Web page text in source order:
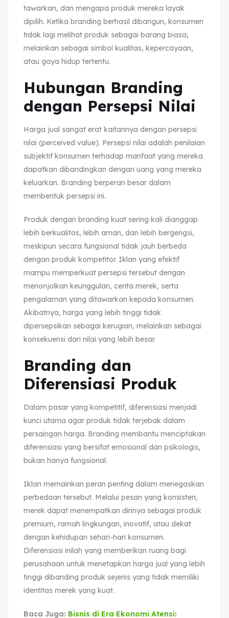
tawarkan, dan mengapa produk mereka layak
dipilih. Ketika branding berhasil dibangun, konsumen
tidak lagi melihat produk sebagai barang biasa,
melainkan sebagai simbol kualitas, kepercayaan,
atau gaya hidup tertentu.
Hubungan Branding
dengan Persepsi Nilai
Harga jual sangat erat kaitannya dengan persepsi
nilai (perceived value). Persepsi nilai adalah penilaian
subjektif konsumen terhadap manfaat yang mereka
dapatkan dibandingkan dengan uang yang mereka
keluarkan. Branding berperan besar dalam
membentuk persepsi ini.
Produk dengan branding kuat sering kali dianggap
lebih berkualitas, lebih aman, dan lebih bergengsi,
meskipun secara fungsional tidak jauh berbeda
dengan produk kompetitor. Iklan yang efektif
mampu memperkuat persepsi tersebut dengan
menonjolkan keunggulan, cerita merek, serta
pengalaman yang ditawarkan kepada konsumen.
Akibatnya, harga yang lebih tinggi tidak
dipersepsikan sebagai kerugian, melainkan sebagai
konsekuensi dari nilai yang lebih besar.
Branding dan
Diferensiasi Produk
Dalam pasar yang kompetitif, diferensiasi menjadi
kunci utama agar produk tidak terjebak dalam
persaingan harga. Branding membantu menciptakan
diferensiasi yang bersifat emosional dan psikologis,
bukan hanya fungsional.
Iklan memainkan peran penting dalam menegaskan
perbedaan tersebut. Melalui pesan yang konsisten,
merek dapat menempatkan dirinya sebagai produk
premium, ramah lingkungan, inovatif, atau dekat
dengan kehidupan sehari-hari konsumen.
Diferensiasi inilah yang memberikan ruang bagi
perusahaan untuk menetapkan harga jual yang lebih
tinggi dibanding produk sejenis yang tidak memiliki
identitas merek yang kuat.
Baca Juga: Bisnis di Era Ekonomi Atensi: